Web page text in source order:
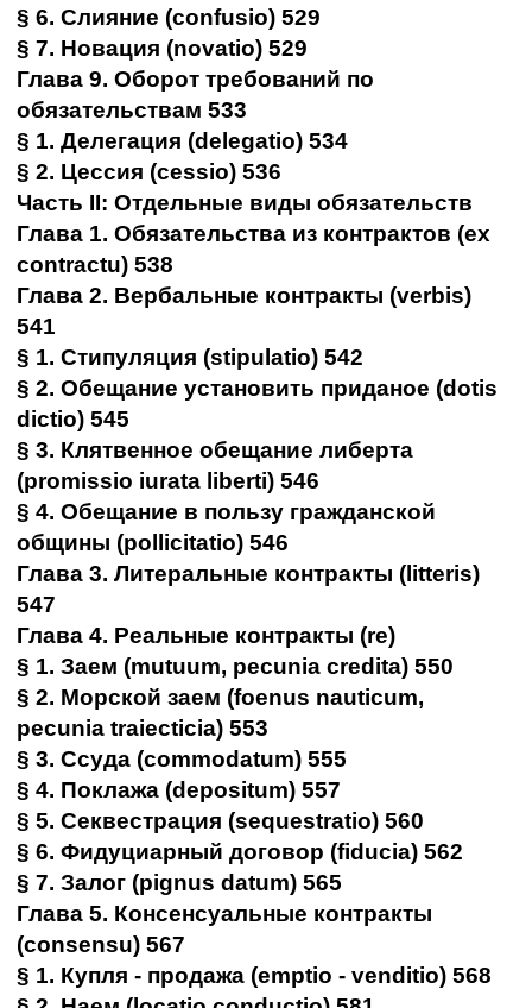
§ 6. Слияние (confusio) 529
§ 7. Новация (novatio) 529
Глава 9. Оборот требований по
обязательствам 533
§ 1. Делегация (delegatio) 534
§ 2. Цессия (cessio) 536
Часть II: Отдельные виды обязательств
Глава 1. Обязательства из контрактов (ex
contractu) 538
Глава 2. Вербальные контракты (verbis)
541
§ 1. Стипуляция (stipulatio) 542
§ 2. Обещание установить приданое (dotis
dictio) 545
§ 3. Клятвенное обещание либерта
(promissio iurata liberti) 546
§ 4. Обещание в пользу гражданской
общины (pollicitatio) 546
Глава 3. Литеральные контракты (litteris)
547
Глава 4. Реальные контракты (re)
§ 1. Заем (mutuum, pecunia credita) 550
§ 2. Морской заем (foenus nauticum,
pecunia traiecticia) 553
§ 3. Ссуда (commodatum) 555
§ 4. Поклажа (depositum) 557
§ 5. Секвестрация (sequestratio) 560
§ 6. Фидуциарный договор (fiducia) 562
§ 7. Залог (pignus datum) 565
Глава 5. Консенсуальные контракты
(consensu) 567
§ 1. Купля - продажа (emptio - venditio) 568